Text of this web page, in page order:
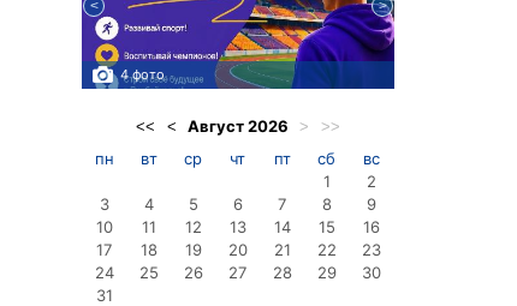
4 фото
<< < Август2026 > >>
пн вт ср чт пт сб
вс
1
2
3
4 5 6 7 8
9
10
11 12 13 14 15
16
17
18 19 20 21 22
23
24
25 26 27 28 29
30
31